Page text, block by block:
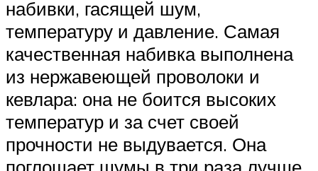
набивки, гасящей шум,
температуру и давление. Самая
качественная набивка выполнена
из нержавеющей проволоки и
кевлара: она не боится высоких
температур и за счет своей
прочности не выдувается. Она